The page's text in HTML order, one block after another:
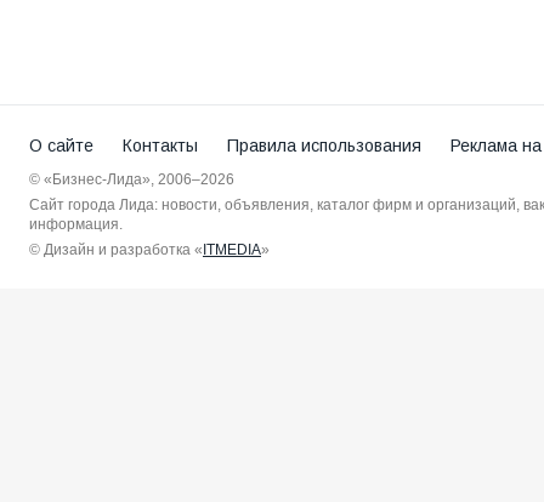
О сайте Контакты Правила использования Реклама
© «Бизнес-Лида», 2006–2026
Сайт города Лида: новости, объявления, каталог фирм и организаций,
информация.
© Дизайн и разработка « ITMEDIA»